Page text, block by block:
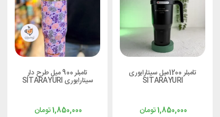
تامبلر 1200میل سیتارایوری
SITARAYURI
تومان1,850,000
تامبلر 900 میل طرح دار
سیتارایوری SITARAYURI
تومان1,850,000